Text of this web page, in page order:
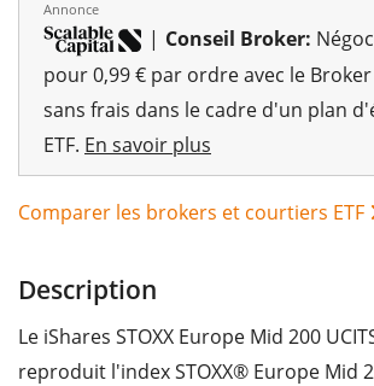
Annonce
| Conseil Broker:
pour 0,99 € par ordre avec le
sans frais dans le cadre d'un plan
ETF. En savoir plus
Comparer les brokers et courtiers ETF
Description
Le iShares STOXX Europe Mid 200
reproduit l'index STOXX® Europe Mid